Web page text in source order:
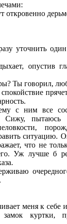
откровенно
уточнить
опустив
Ты говорил,
с ним все
Сижу, пытаюсь
ситуацию.
что не
Уж лучше б
меня к себе
замок